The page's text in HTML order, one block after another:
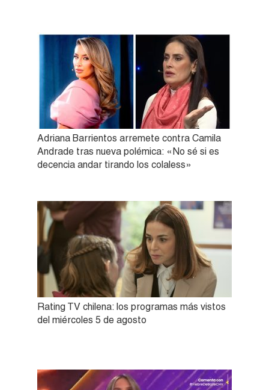
Adriana Barrientos arremete contra Camila
Andrade tras nueva polémica: «No sé si es
decencia andar tirando los colaless»
Rating TV chilena: los programas más vistos
del miércoles 5 de agosto